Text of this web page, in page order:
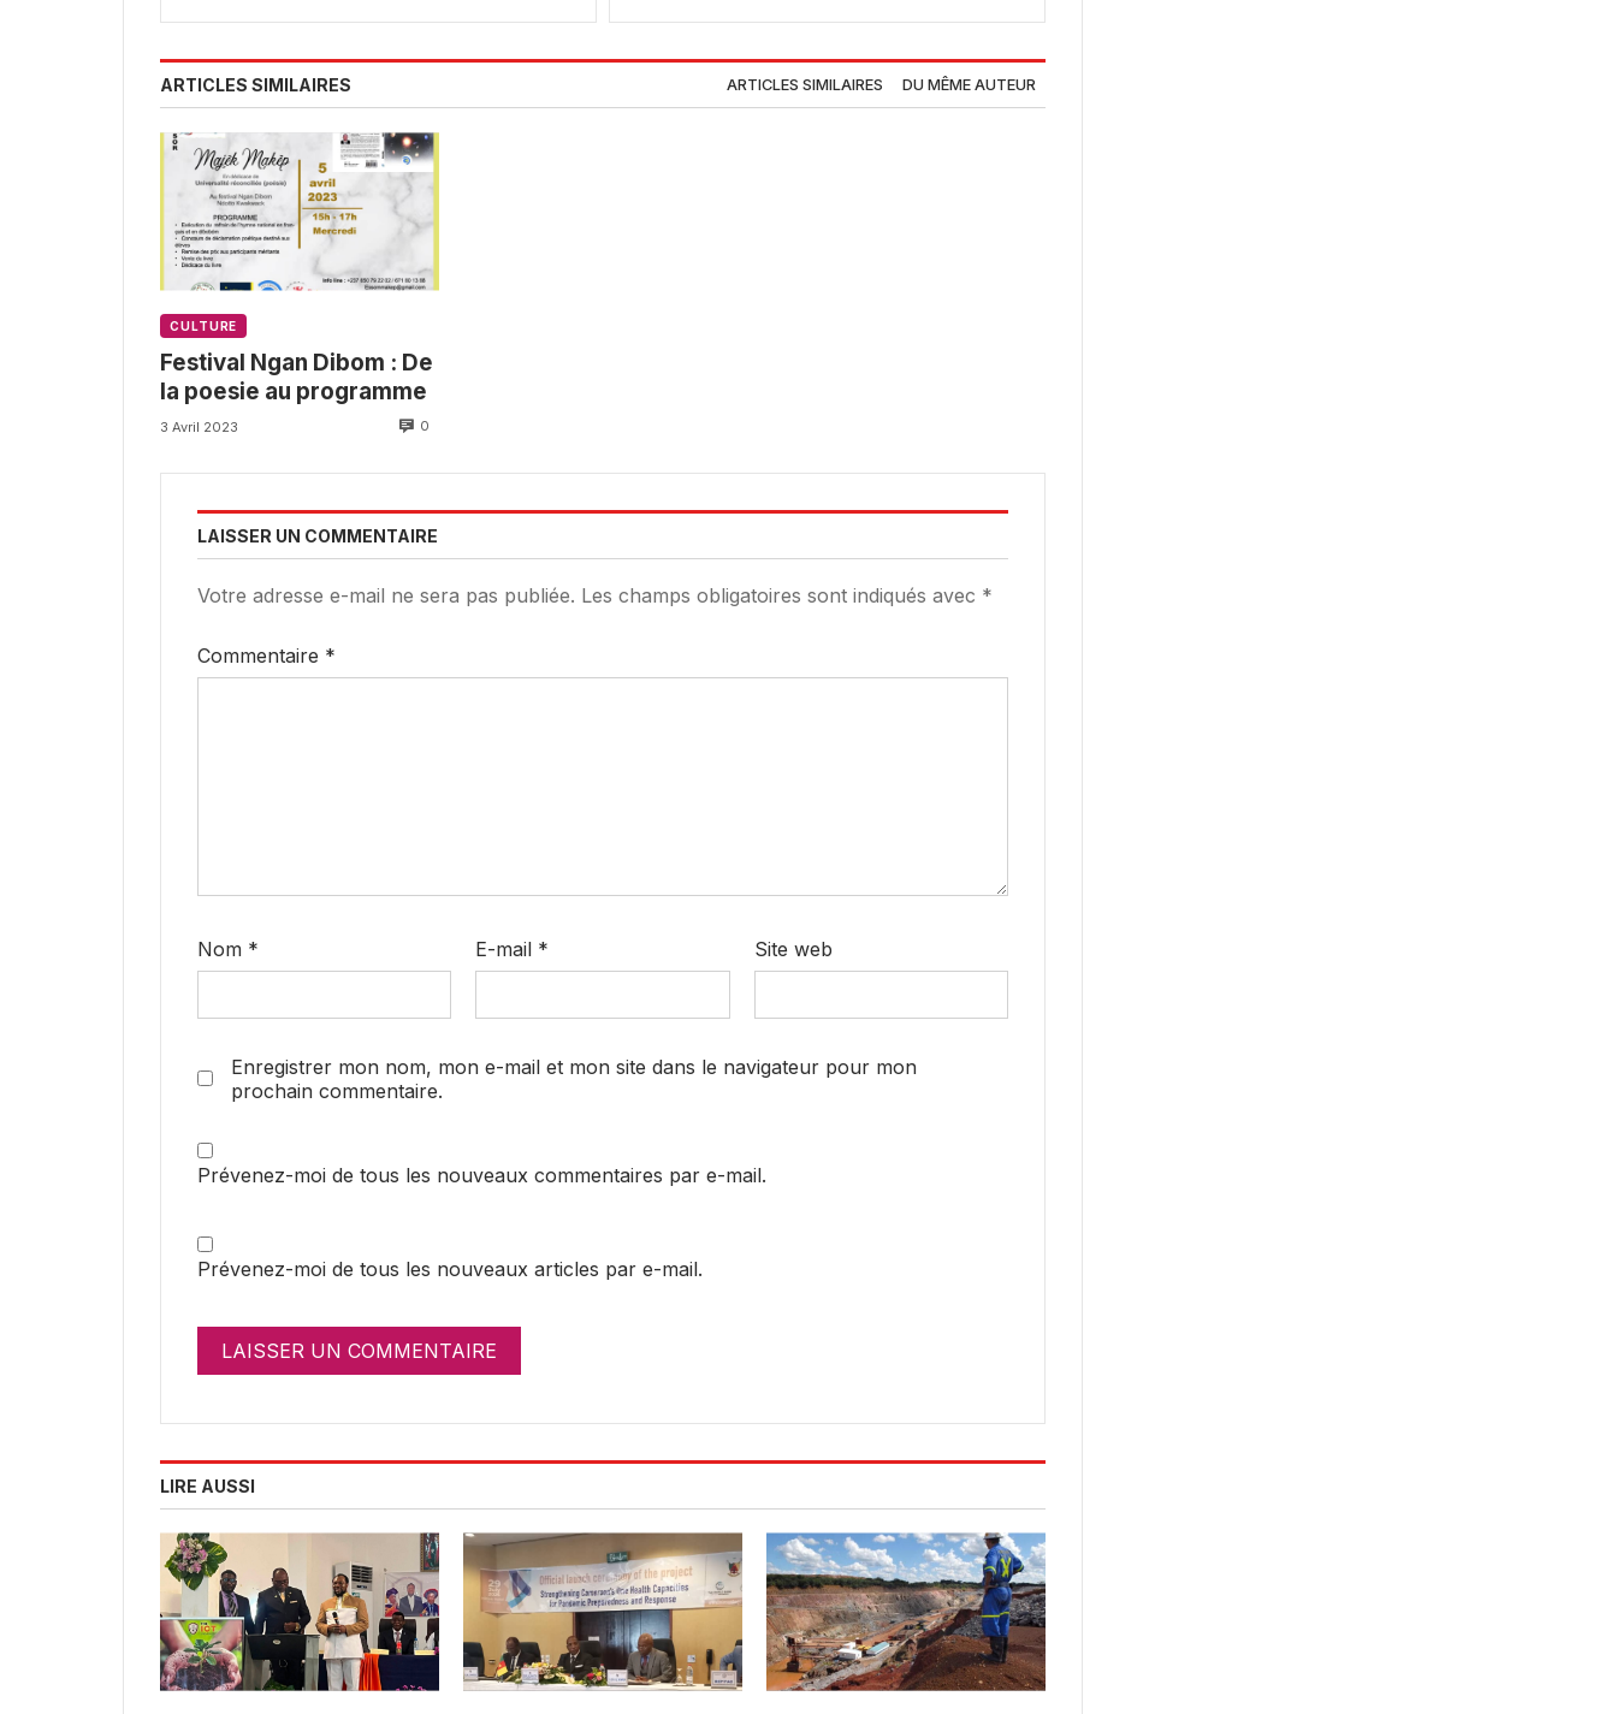
ARTICLES SIMILAIRES ARTICLES SIMILAIRES DU MÊME AUTEUR
CULTURE
Festival Ngan Dibom : De
la poesie au programme
3 Avril 2023 0
LAISSER UN COMMENTAIRE
Votre adresse e-mail ne sera pas publiée. Les champs obligatoires sont indiqués avec *
Commentaire *
Nom * E-mail * Site web
Enregistrer mon nom, mon e-mail et mon site dans le navigateur pour mon
prochain commentaire.
Prévenez-moi de tous les nouveaux commentaires par e-mail.
Prévenez-moi de tous les nouveaux articles par e-mail.
LIRE AUSSI